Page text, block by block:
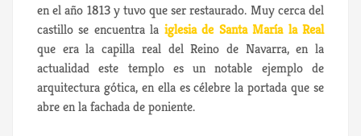
en el año 1813 y tuvo que ser restaurado. Muy cerca del
castillo se encuentra la iglesia de Santa María la Real
que era la capilla real del Reino de Navarra, en la
actualidad este templo es un notable ejemplo de
arquitectura gótica, en ella es célebre la portada que se
abre en la fachada de poniente.